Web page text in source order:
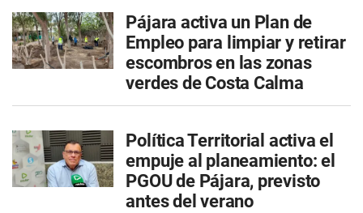
Pájara activa un Plan de
Empleo para limpiar y retirar
escombros en las zonas
verdes de Costa Calma
Política Territorial activa el
empuje al planeamiento: el
PGOU de Pájara, previsto
antes del verano